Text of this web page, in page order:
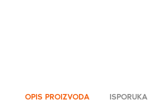
OPIS PROIZVODA ISPORUKA